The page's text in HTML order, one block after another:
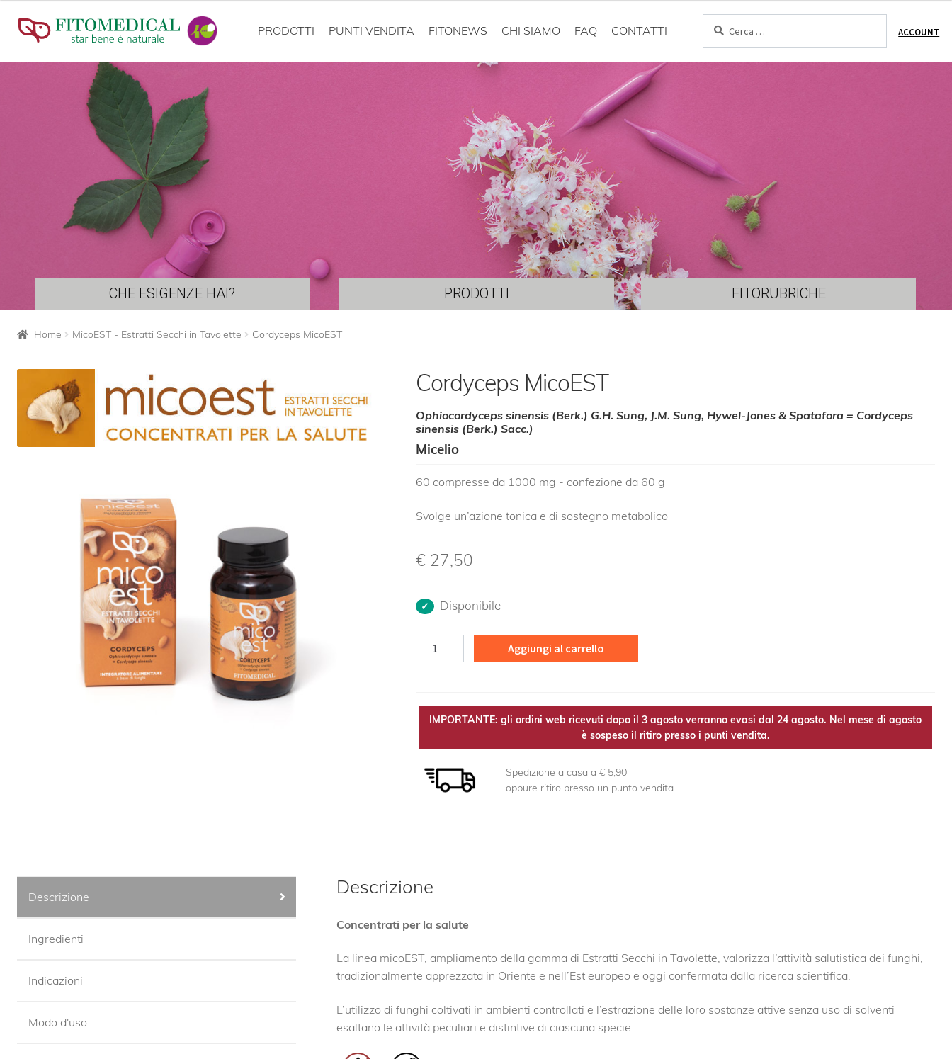
PRODOTTI PUNTI VENDITA FITONEWS CHI SIAMO FAQ CONTATTI ACCOUNT
CHE ESIGENZE HAI? FITORUBRICHE
PRODOTTI
Home MicoEST - Estratti Secchi in Tavolette Cordyceps MicoEST
Cordyceps MicoEST
Ophiocordyceps sinensis (Berk.) G.H. Sung, J.M. Sung, Hywel-Jones & Spatafora = Cordyceps
sinensis (Berk.) Sacc.)
Micelio
60 compresse da 1000 mg - confezione da 60 g
Svolge un’azione tonica e di sostegno metabolico
€ 27,50
Disponibile
Cordyceps
MicoEST
Aggiungi al carrello
IMPORTANTE: gli ordini web ricevuti dopo il 3 agosto verranno evasi dal 24 agosto. Nel mese di agosto
è sospeso il ritiro presso i punti vendita.
Spedizione a casa a € 5,90
oppure ritiro presso un punto vendita
Descrizione
Ingredienti
Indicazioni
Modo d'uso
Descrizione
Concentrati per la salute
La linea micoEST, ampliamento della gamma di Estratti Secchi in Tavolette, valorizza l’attività salutistica dei funghi,
tradizionalmente apprezzata in Oriente e nell’Est europeo e oggi confermata dalla ricerca scientifica.
L’utilizzo di funghi coltivati in ambienti controllati e l’estrazione delle loro sostanze attive senza uso di solventi
esaltano le attività peculiari e distintive di ciascuna specie.